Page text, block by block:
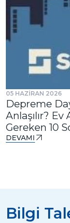
05 HAZİRAN 2026
Depreme
Anlaşılır? Ev
Gereken 10
DEVAMI
Bilgi